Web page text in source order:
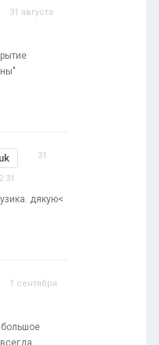
31 августа
31
дякую<
1 сентября